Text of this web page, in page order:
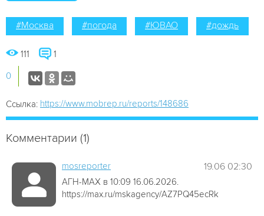
#Москва #погода #ЮВАО #дождь
111 1
0
Ссылка: https://www.mobrep.ru/reports/148686
Комментарии (1)
mosreporter 19.06 02:30
АГН-МАХ в 10:09 16.06.2026.
https://max.ru/mskagency/AZ7PQ45ecRk